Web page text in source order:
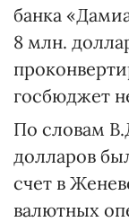
банка
8 млн.
госбюджет
По словам
долларов
счет в
валютных